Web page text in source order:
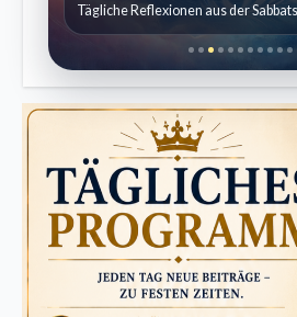
Kindergeschichten für 7 bis 12 Jahre.